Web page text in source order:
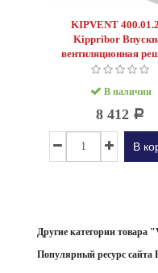
Созданный в конце XIX столетия,
асинхронный двигатель стал
производства. Для плавного пуска
такого оборудования требуется
KIPVENT
Kippribor
вентиляционная
В наличии
8 412 Р
В
Другие категории товара
Популярный ресурс сайта